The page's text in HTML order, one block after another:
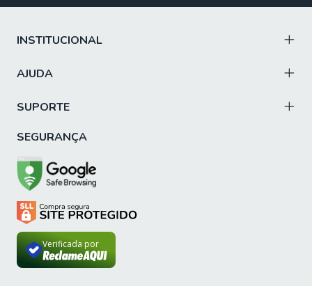
INSTITUCIONAL
AJUDA
SUPORTE
SEGURANÇA
Verificada por